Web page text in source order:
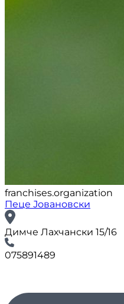
franchises.organization
Пеце Јовановски
Димче Лахчански 15/16
075891489